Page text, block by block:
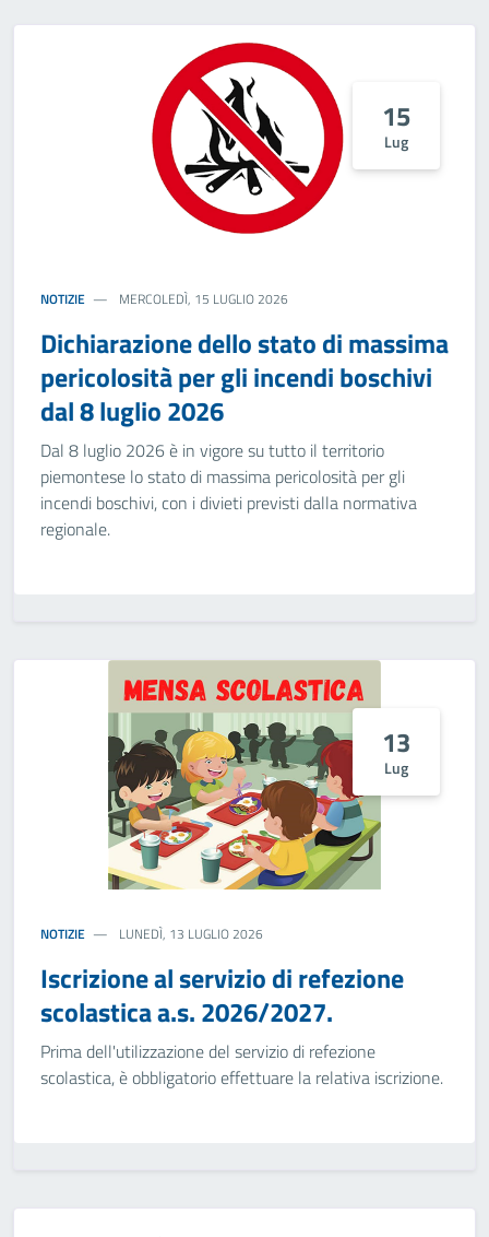
15
Lug
NOTIZIE MERCOLEDÌ, 15 LUGLIO 2026
Dichiarazione dello stato di massima
pericolosità per gli incendi boschivi
dal 8 luglio 2026
Dal 8 luglio 2026 è in vigore su tutto il territorio
piemontese lo stato di massima pericolosità per gli
incendi boschivi, con i divieti previsti dalla normativa
regionale.
13
Lug
NOTIZIE LUNEDÌ, 13 LUGLIO 2026
Iscrizione al servizio di refezione
scolastica a.s. 2026/2027.
Prima dell'utilizzazione del servizio di refezione
scolastica, è obbligatorio effettuare la relativa iscrizione.